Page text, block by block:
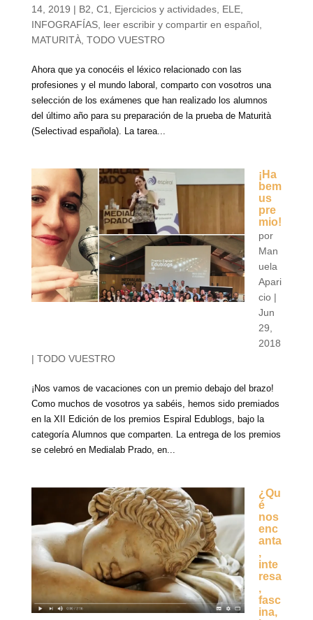
14, 2019 | B2 C1 Ejercicios y actividades, ELE,
INFOGRAFÍAS, leer escribir y compartir en español,
MATURITÀ, TODO VUESTRO
Ahora que ya conocéis el léxico relacionado con las
profesiones y el mundo laboral, comparto con vosotros una
selección de los exámenes que han realizado los alumnos
del último año para su preparación de la prueba de Maturità
(Selectivad española). La tarea...
¡Ha
bem
us
pre
mio!
por
Man
uela
Apari
cio|
Jun
29,
2018
| TODO VUESTRO
¡Nos vamos de vacaciones con un premio debajo del brazo!
Como muchos de vosotros ya sabéis, hemos sido premiados
en la XII Edición de los premios Espiral Edublogs, bajo la
categoría Alumnos que comparten. La entrega de los premios
se celebró en Medialab Prado, en...
¿Qu
é
nos
enc
anta
,
inte
resa
,
fasc
ina,